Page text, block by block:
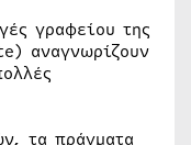
γραφείου της
αναγνωρίζουν
τα πράγματα